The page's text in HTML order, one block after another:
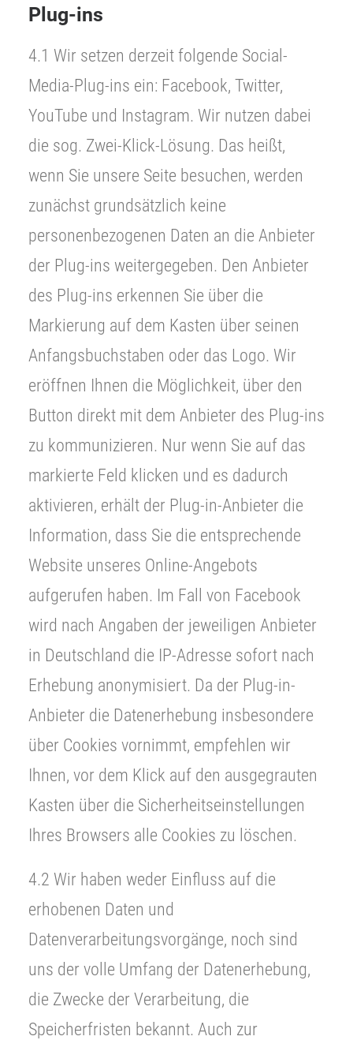
Plug-ins
4.1 Wir setzen derzeit folgende Social-
Media-Plug-ins ein: Facebook, Twitter,
YouTube und Instagram. Wir nutzen dabei
die sog. Zwei-Klick-Lösung. Das heißt,
wenn Sie unsere Seite besuchen, werden
zunächst grundsätzlich keine
personenbezogenen Daten an die Anbieter
der Plug-ins weitergegeben. Den Anbieter
des Plug-ins erkennen Sie über die
Markierung auf dem Kasten über seinen
Anfangsbuchstaben oder das Logo. Wir
eröffnen Ihnen die Möglichkeit, über den
Button direkt mit dem Anbieter des Plug-ins
zu kommunizieren. Nur wenn Sie auf das
markierte Feld klicken und es dadurch
aktivieren, erhält der Plug-in-Anbieter die
Information, dass Sie die entsprechende
Website unseres Online-Angebots
aufgerufen haben. Im Fall von Facebook
wird nach Angaben der jeweiligen Anbieter
in Deutschland die IP-Adresse sofort nach
Erhebung anonymisiert. Da der Plug-in-
Anbieter die Datenerhebung insbesondere
über Cookies vornimmt, empfehlen wir
Ihnen, vor dem Klick auf den ausgegrauten
Kasten über die Sicherheitseinstellungen
Ihres Browsers alle Cookies zu löschen.
4.2 Wir haben weder Einfluss auf die
erhobenen Daten und
Datenverarbeitungsvorgänge, noch sind
uns der volle Umfang der Datenerhebung,
die Zwecke der Verarbeitung, die
Speicherfristen bekannt. Auch zur